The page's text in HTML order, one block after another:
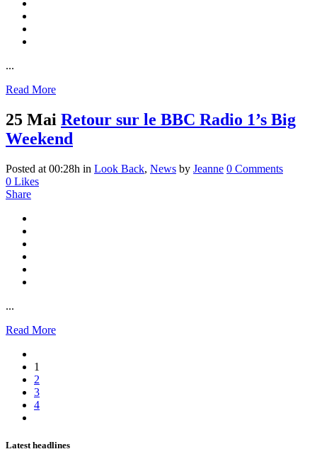
...
Read More
25 Mai Retour sur le BBC Radio 1’s Big
Weekend
Posted at 00:28h in Look Back, News by Jeanne 0 Comments
0 Likes
Share
...
Read More
1
2
3
4
Latest headlines